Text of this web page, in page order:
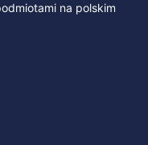
na polskim